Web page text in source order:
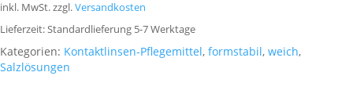
inkl. MwSt.zzgl.Versandkosten
Lieferzeit:Standardlieferung 5-7 Werktage
Kategorien: Kontaktlinsen-Pflegemittel, formstabil, weich,
Salzlösungen